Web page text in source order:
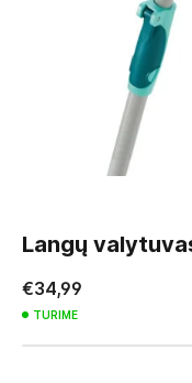
to
beginning
of
images
Langų
€34,99
TURIME